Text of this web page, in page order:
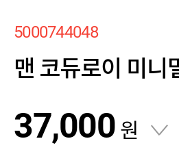
5000744048
맨 코듀로이 미니
37,000 원